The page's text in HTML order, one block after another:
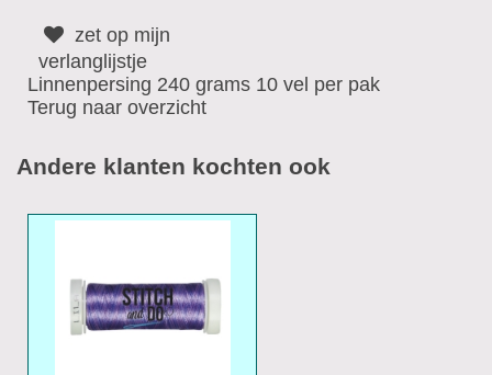
zet op mijn
verlanglijstje
Linnenpersing 240 grams 10 vel per pak
Terug naar overzicht
Andere klanten kochten ook